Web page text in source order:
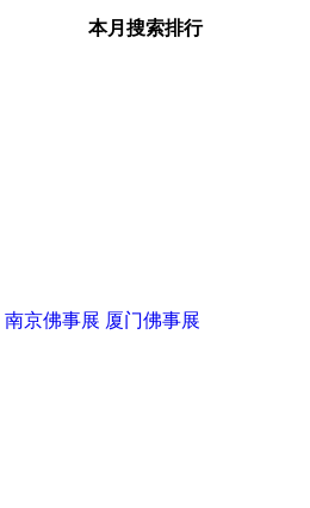
本月搜索排行
南京佛事展 厦门佛事展